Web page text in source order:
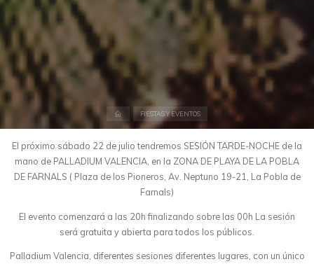
FIESTAS Y EVENTOS
El próximo sábado 22 de julio tendremos SESIÓN TARDE-NOCHE de la
mano de PALLADIUM VALENCIA, en la ZONA DE PLAYA DE LA POBLA
DE FARNALS ( Plaza de los Pioneros, Av. Neptuno 19-21, La Pobla de
Farnals)
El evento comenzará a las 20h finalizando sobre las 00h La sesión
será gratuita y abierta para todos los públicos.
Palladium Valencia, diferentes sesiones diferentes lugares, con un único